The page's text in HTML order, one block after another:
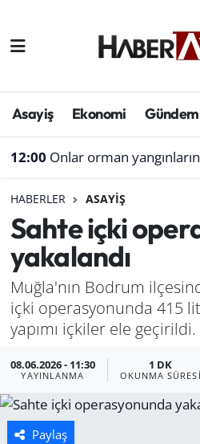
Asayiş Ekonomi Gündem
12:00 Onlar orman
HABERLER ASAYIŞ
Sahte içki
yakalandı
Muğla'nın Bodrum
içki operasyonunda 415
yapımı içkiler ele geçirildi.
08.06.2026 - 11:30
YAYINLANMA
1 DK
OKUNMA SÜRESI
Paylaş
Afyonkarahisar
Çevre
Genel
Haber
Izmir
Muğla
Aydın Hava Durumu
Süper Lig Puan
Son Dakika Haberleri
Haber Arşivi